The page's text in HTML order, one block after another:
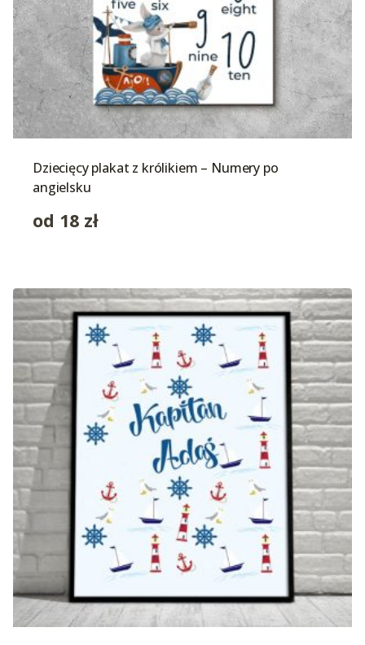
Dziecięcy plakat z królikiem – Numery po
angielsku
od 18 zł